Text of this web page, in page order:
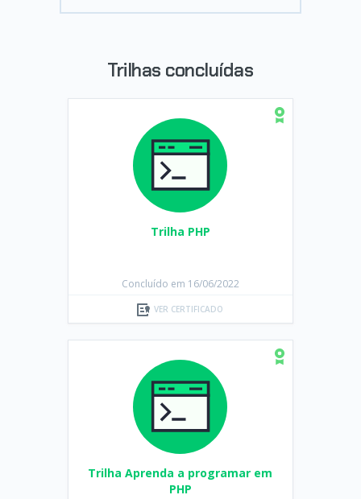
Trilhas concluídas
Trilha PHP
Concluído em 16/06/2022
VER CERTIFICADO
Trilha Aprenda a programar em
PHP